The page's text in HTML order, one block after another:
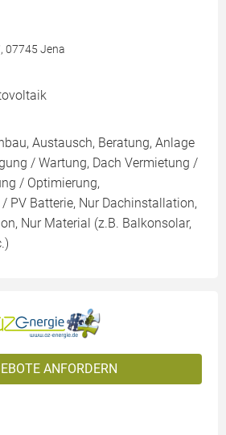
07745 Jena
Austausch, Beratung, Anlage
/ Wartung, Dach Vermietung /
/ Optimierung,
PV Batterie, Nur Dachinstallation,
Nur Material (z.B. Balkonsolar,
ANFORDERN